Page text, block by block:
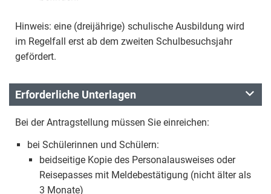
Hinweis: eine (dreijährige) schulische Ausbildung wird
im Regelfall erst ab dem zweiten Schulbesuchsjahr
gefördert.
Erforderliche Unterlagen
Bei der Antragstellung müssen Sie einreichen:
bei Schülerinnen und Schülern:
beidseitige Kopie des Personalausweises oder
Reisepasses mit Meldebestätigung (nicht älter als
3 Monate)